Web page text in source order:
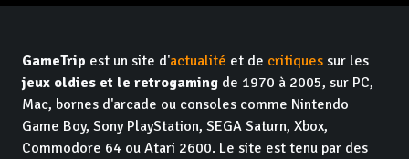
GameTrip est un site d'actualité et de critiques sur les
jeux oldies et le retrogaming de 1970 à 2005, sur PC,
Mac, bornes d'arcade ou consoles comme Nintendo
Game Boy, Sony PlayStation, SEGA Saturn, Xbox,
Commodore 64 ou Atari 2600. Le site est tenu par des